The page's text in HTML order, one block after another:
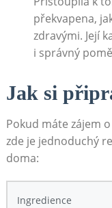
překvapena,
zdravými. Její‍
i⁤ správný
Jak si
Pokud máte ⁣zájem
⁣zde je jednoduchý⁢
doma:
Ingredience